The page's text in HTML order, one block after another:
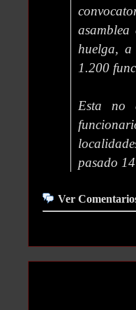
huelga,
1.200
Esta no
pasado
Ver